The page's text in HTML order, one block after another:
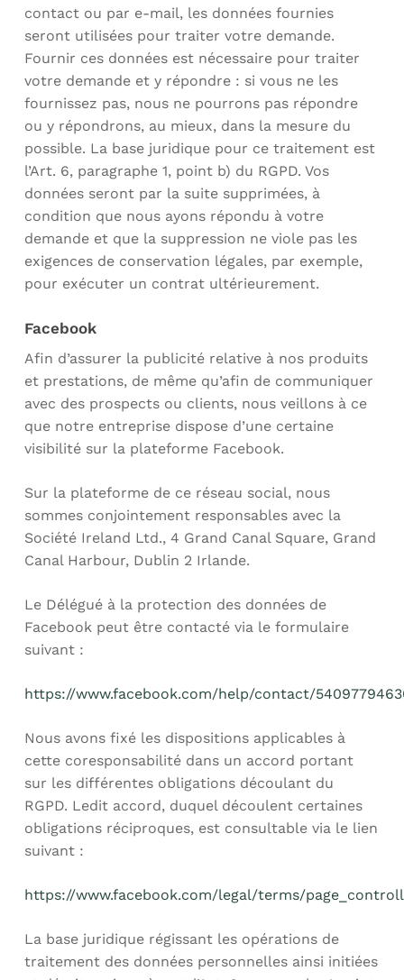
contact ou par e-mail, les données fournies
seront utilisées pour traiter votre demande.
Fournir ces données est nécessaire pour traiter
votre demande et y répondre : si vous ne les
fournissez pas, nous ne pourrons pas répondre
ou y répondrons, au mieux, dans la mesure du
possible. La base juridique pour ce traitement est
l’Art. 6, paragraphe 1, point b) du RGPD. Vos
données seront par la suite supprimées, à
condition que nous ayons répondu à votre
demande et que la suppression ne viole pas les
exigences de conservation légales, par exemple,
pour exécuter un contrat ultérieurement.
Facebook
Afin d’assurer la publicité relative à nos produits
et prestations, de même qu’afin de communiquer
avec des prospects ou clients, nous veillons à ce
que notre entreprise dispose d’une certaine
visibilité sur la plateforme Facebook.
Sur la plateforme de ce réseau social, nous
sommes conjointement responsables avec la
Société Ireland Ltd., 4 Grand Canal Square, Grand
Canal Harbour, Dublin 2 Irlande.
Le Délégué à la protection des données de
Facebook peut être contacté via le formulaire
suivant :
https://www.facebook.com/help/contact/
Nous avons fixé les dispositions applicables à
cette coresponsabilité dans un accord portant
sur les différentes obligations découlant du
RGPD. Ledit accord, duquel découlent certaines
obligations réciproques, est consultable via le lien
suivant :
https://www.facebook.com/legal/terms/
La base juridique régissant les opérations de
traitement des données personnelles ainsi initiées